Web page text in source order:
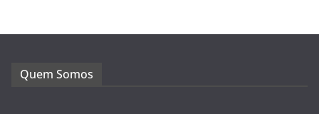
Quem Somos